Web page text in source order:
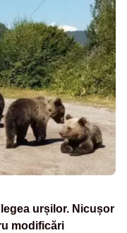
urșilor. Nicușor
modificări